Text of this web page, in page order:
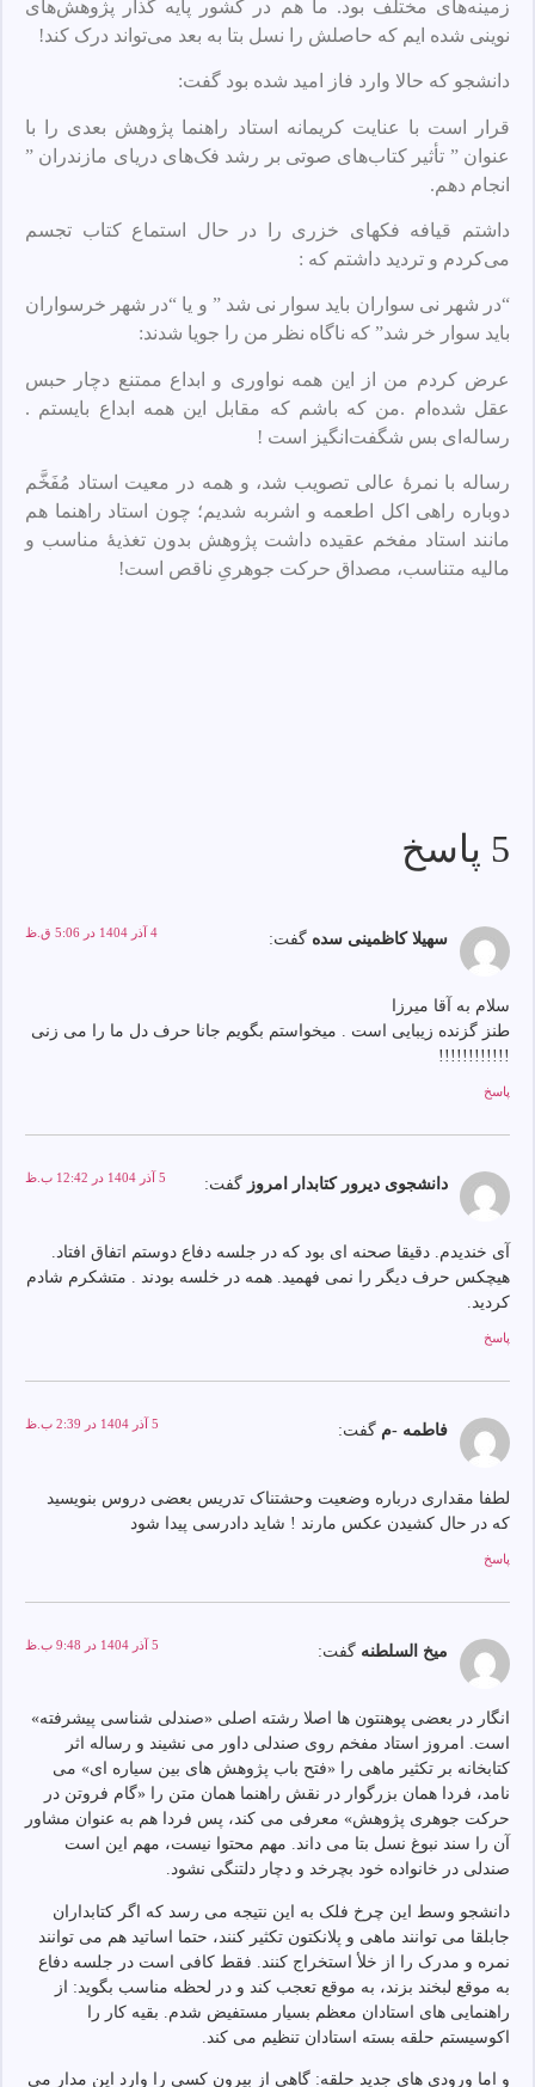
زمینه‌های مختلف بود. ما هم در کشور پایه‌ گذار پژوهش‌های
نوینی شده‌ ایم که حاصلش را نسل بتا به بعد می‌تواند درک کند!
دانشجو که حالا وارد فاز امید شده بود گفت:
قرار است با عنایت کریمانه استاد راهنما پژوهش بعدی را با
عنوان ” تأثیر کتاب‌های صوتی بر رشد فک‌های دریای مازندران ”
انجام دهم.
داشتم قیافه فکهای خزری را در حال استماع کتاب تجسم
می‌کردم و تردید داشتم که :
“در شهر نی سواران باید سوار نی شد ” و یا “در شهر خرسواران
باید سوار خر شد” که ناگاه نظر من را جویا شدند:
عرض کردم من از این همه نواوری و ابداع ممتنع دچار حبس
عقل شده‌ام .من که باشم که مقابل این همه ابداع بایستم .
رساله‌ای بس شگفت‌انگیز است !
رساله با نمرهٔ عالی تصویب شد، و همه در معیت استاد مُفَخَّم
دوباره راهی اکل اطعمه و اشربه شدیم؛ چون استاد راهنما هم
مانند استاد مفخم عقیده داشت پژوهش بدون تغذیهٔ مناسب و
مالیه متناسب، مصداق حرکت جوهریِ ناقص است!
5 پاسخ
سهیلا کاظمینی سده گفت: 4 آذر 1404 در 5:06 ق.ظ
سلام به آقا میرزا
طنز گزنده زیبایی است . میخواستم بگویم جانا حرف دل ما را می زنی
!!!!!!!!!!!!
پاسخ
دانشجوی دیرور کتابدار امروز گفت: 5 آذر 1404 در 12:42 ب.ظ
آی خندیدم. دقیقا صحنه ای بود که در جلسه دفاع دوستم اتفاق افتاد.
هیچکس حرف دیگر را نمی فهمید. همه در خلسه بودند . متشکرم شادم
کردید.
پاسخ
فاطمه -م گفت: 5 آذر 1404 در 2:39 ب.ظ
لطفا مقداری درباره وضعیت وحشتناک تدریس بعضی دروس بنویسید
که در حال کشیدن عکس مارند ! شاید دادرسی پیدا شود
پاسخ
میخ السلطنه گفت: 5 آذر 1404 در 9:48 ب.ظ
انگار در بعضی پوهنتون ها اصلا رشته اصلی «صندلی شناسی پيشرفته»
است. امروز استاد مفخم روی صندلی داور می نشيند و رساله اثر
کتابخانه بر تکثير ماهی را «فتح باب پژوهش های بين سياره ای» می
نامد، فردا همان بزرگوار در نقش راهنما همان متن را «گام فروتن در
حرکت جوهری پژوهش» معرفی می کند، پس فردا هم به عنوان مشاور
آن را سند نبوغ نسل بتا می داند. مهم محتوا نيست، مهم اين است
صندلی در خانواده خود بچرخد و دچار دلتنگی نشود.
دانشجو وسط اين چرخ فلک به اين نتيجه می رسد که اگر کتابداران
جابلقا می توانند ماهی و پلانکتون تکثير کنند، حتما اساتيد هم می توانند
نمره و مدرک را از خلأ استخراج کنند. فقط کافی است در جلسه دفاع
به موقع لبخند بزند، به موقع تعجب کند و در لحظه مناسب بگويد: از
راهنمايی های استادان معظم بسيار مستفيض شدم. بقيه کار را
اکوسيستم حلقه بسته استادان تنظيم می کند.
و اما ورودی های جديد حلقه: گاهی از بيرون کسی را وارد اين مدار می